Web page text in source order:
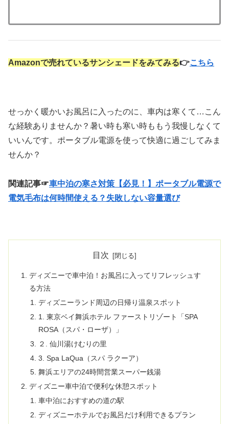
Amazonで売れているサンシェードをみてみる👉こちら
せっかく暖かいお風呂に入ったのに、車内は寒くて…こん
な経験ありませんか？暑い時も寒い時ももう我慢しなくて
いいんです。ポータブル電源を使って快適に過ごしてみま
せんか？
関連記事☞車中泊の寒さ対策【必見！】ポータブル電源で
電気毛布は何時間使える？失敗しない容量選び
目次
ディズニーで車中泊！お風呂に入ってリフレッシュす
る方法
ディズニーランド周辺の日帰り温泉スポット
1. 東京ベイ舞浜ホテル ファーストリゾート「SPA
ROSA（スパ・ローザ）」
２. 仙川湯けむりの里
3. Spa LaQua（スパ ラクーア）
舞浜エリアの24時間営業スーパー銭湯
ディズニー車中泊で便利な休憩スポット
車中泊におすすめの道の駅
ディズニーホテルでお風呂だけ利用できるプラン